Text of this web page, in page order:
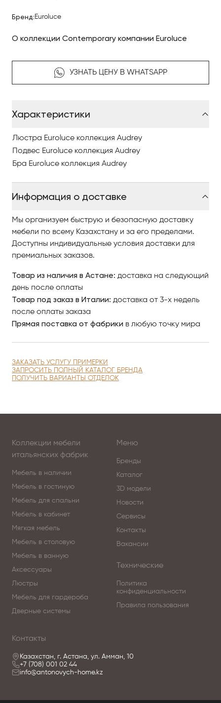
Бренд: Euroluce
О коллекции Contemporary компании Euroluce
УЗНАТЬ ЦЕНУ В WHATSAPP
Характеристики
Люстра Euroluce коллекция Audrey
Подвес Euroluce коллекция Audrey
Бра Euroluce коллекция Audrey
Информация о доставке
Мы организуем быструю и безопасную доставку
мебели по всему Казахстану и за его пределами.
Доступны индивидуальные условия доставки для
премиальных заказов.
Товар из наличия в Астане: доставка на следующий
день после оплаты
Товар под заказ в Италии: доставка от 3-х недель
после оплаты заказа
Прямая поставка от фабрики в любую точку мира
ЗАКАЗАТЬ УСЛУГУ ПРИМЕРКИ
ЗАПРОСИТЬ ПОЛНЫЙ КАТАЛОГ БРЕНДА
ПОЛУЧИТЬ ВАРИАНТЫ ОТДЕЛОК
Коллекции мебели
итальянских фабрик
Мебель в наличии
Мебель в гостиную
Мебель для спальни
Мебель в кабинет
Мягкая мебель
Мебель в столовую
Мебель в ванную
Аксессуары
Люстры
Мебель для гардероба
Дверные системы
Меню
Бренды
Каталог
3D модели
Новости
Сервисы
Контакты
Вакансии
Технические
Политика
конфиденциальности
Правила пользования
Контакты
Казахстан, г. Астана, ул. Амман, 10
+7 (708) 001 02 44
info@antonovych-home.kz